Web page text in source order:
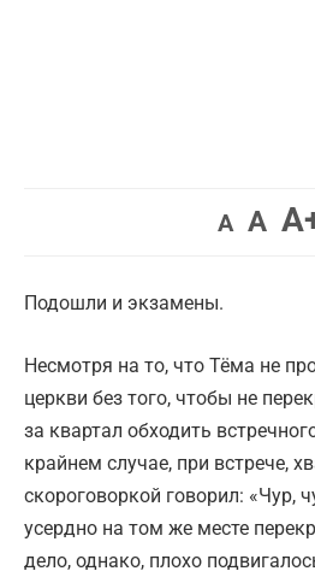
A A
Подошли и экзамены.
Несмотря на то, что Тёма не
церкви без того, чтобы не
за квартал обходить
крайнем случае, при встрече,
скороговоркой говорил: «Чур,
усердно на том же месте
дело, однако, плохо